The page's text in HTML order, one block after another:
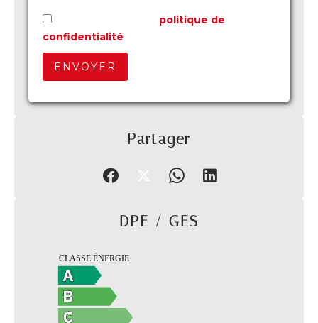
politique de
confidentialité
ENVOYER
Partager
DPE / GES